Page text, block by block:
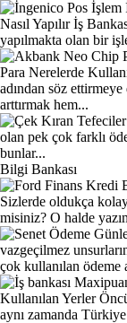
Nasıl Yapılır İş
yapılmakta olan bir
Para Nerelerde
adından söz
arttırmak hem...
olan pek çok farklı
bunlar...
Bilgi Bankası
Sizlerde oldukça
misiniz? O halde
vazgeçilmez
çok kullanılan ödeme
Kullanılan Yerler
aynı zamanda